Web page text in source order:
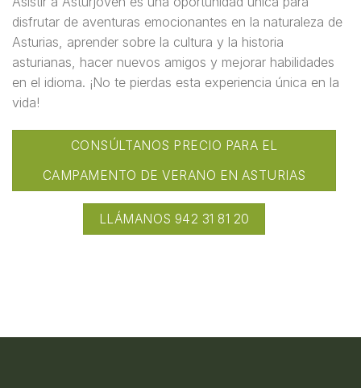
disfrutar de aventuras emocionantes en la naturaleza de
Asturias, aprender sobre la cultura y la historia
asturianas, hacer nuevos amigos y mejorar habilidades
en el idioma. ¡No te pierdas esta experiencia única en la
vida!
CONSÚLTANOS PRECIO PARA EL
CAMPAMENTO DE VERANO EN ASTURIAS
LLÁMANOS 942 31 81 20